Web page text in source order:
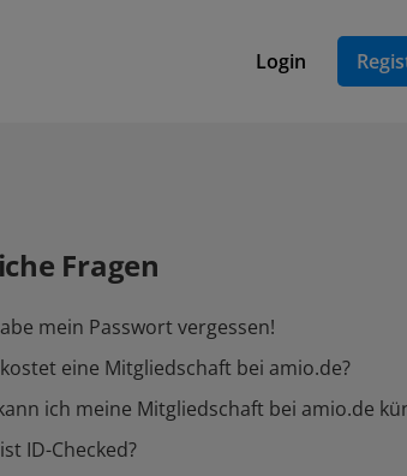
Login
Fragen
mein Passwort vergessen!
eine Mitgliedschaft bei amio.de?
ich meine Mitgliedschaft bei amio.de
ID-Checked?